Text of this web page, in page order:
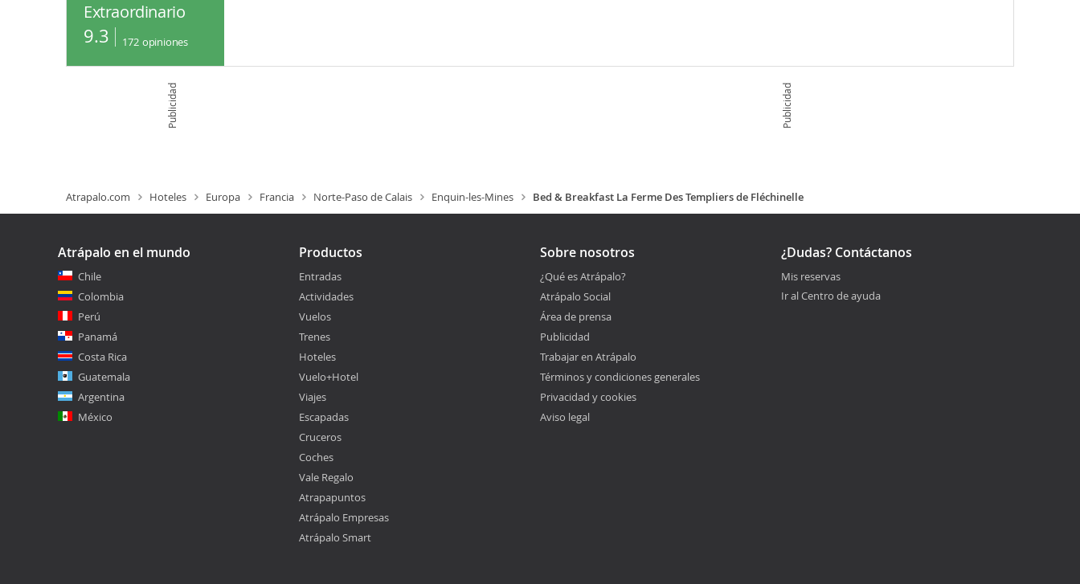
Extraordinario
9.3 172 opiniones
Publicidad Publicidad
Atrapalo.com Hoteles Europa Francia Norte-Paso de Calais Enquin-les-Mines Bed & Breakfast La Ferme Des Templiers de Fléchinelle
Atrápalo en el mundo
Chile
Colombia
Perú
Panamá
Costa Rica
Guatemala
Argentina
México
Productos
Entradas
Actividades
Vuelos
Trenes
Hoteles
Vuelo+Hotel
Viajes
Escapadas
Cruceros
Coches
Vale Regalo
Atrapapuntos
Atrápalo Empresas
Atrápalo Smart
Sobre nosotros
¿Qué es Atrápalo?
Atrápalo Social
Área de prensa
Publicidad
Trabajar en Atrápalo
Términos y condiciones generales
Privacidad y cookies
Aviso legal
¿Dudas? Contáctanos
Mis reservas
Ir al Centro de ayuda